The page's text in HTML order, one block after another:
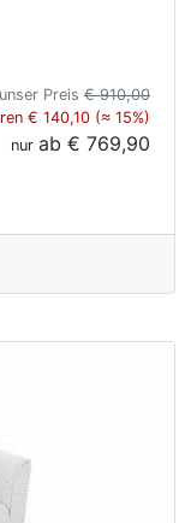
unser Preis € 910,00
€ 140,10 (≈ 15%)
nur ab € 769,90